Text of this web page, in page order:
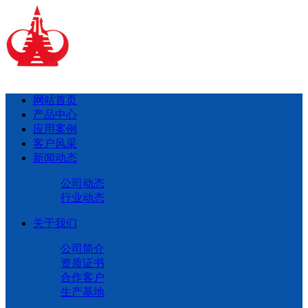
网站首页
产品中心
应用案例
客户风采
新闻动态
公司动态
行业动态
关于我们
公司简介
资质证书
合作客户
生产基地